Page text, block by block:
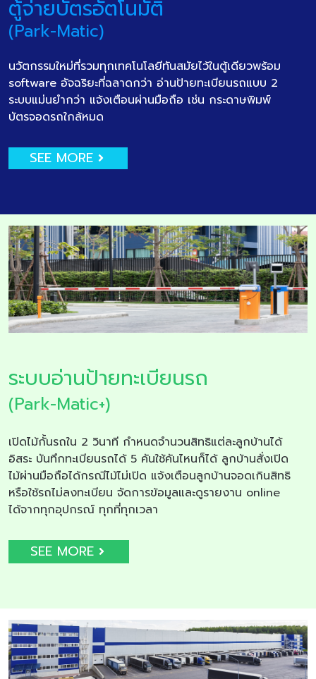
ตู้จ่ายบัตรอัตโนมัติ
(Park-Matic)
นวัตกรรมใหม่ที่รวมทุกเทคโนโลยีทันสมัยไว้ในตู้เดียวพร้อม
software อัจฉริยะที่ฉลาดกว่า อ่านป้ายทะเบียนรถแบบ 2
ระบบแม่นยำกว่า แจ้งเตือนผ่านมือถือ เช่น กระดาษพิมพ์
บัตรจอดรถใกล้หมด
SEE MORE
ระบบอ่านป้ายทะเบียนรถ
(Park-Matic+)
เปิดไม้กั้นรถใน 2 วินาที กำหนดจำนวนสิทธิแต่ละลูกบ้านได้
อิสระ บันทึกทะเบียนรถได้ 5 คันใช้คันไหนก็ได้ ลูกบ้านสั่งเปิด
ไม้ผ่านมือถือได้กรณีไม้ไม่เปิด แจ้งเตือนลูกบ้านจอดเกินสิทธิ
หรือใช้รถไม่ลงทะเบียน จัดการข้อมูลและดูรายงาน online
ได้จากทุกอุปกรณ์ ทุกที่ทุกเวลา
SEE MORE